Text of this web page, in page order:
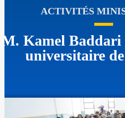
ACTIVITÉS
M. Kamel Baddari
universitaire